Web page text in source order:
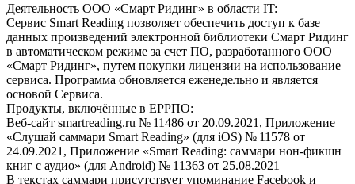
Деятельность ООО «Смарт Ридинг» в области IT:
Сервис Smart Reading позволяет обеспечить доступ к базе
данных произведений электронной библиотеки Смарт Ридинг
в автоматическом режиме за счет ПО, разработанного ООО
«Смарт Ридинг», путем покупки лицензии на использование
сервиса. Программа обновляется еженедельно и является
основой Сервиса.
Продукты, включённые в ЕРРПО:
Веб-сайт smartreading.ru № 11486 от 20.09.2021, Приложение
«Слушай саммари Smart Reading» (для iOS) № 11578 от
24.09.2021, Приложение «Smart Reading: саммари нон-фикшн
книг с аудио» (для Android) № 11363 от 25.08.2021
В текстах саммари присутствует упоминание Facebook и